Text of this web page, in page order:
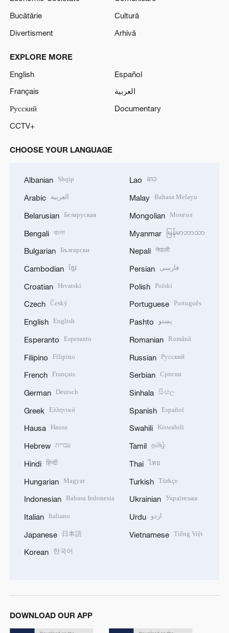
Bucătărie
Cultură
Divertisment
Arhivă
EXPLORE MORE
English
Español
Français
العربية
Русский
Documentary
CCTV+
CHOOSE YOUR LANGUAGE
Albanian Shqip
Arabic العربية
Belarusian Беларуская
Bengali বাংলা
Bulgarian Български
Cambodian ខ្មែរ
Croatian Hrvatski
Czech Český
English English
Esperanto Esperanto
Filipino Filipino
French Français
German Deutsch
Greek Ελληνικά
Hausa Hausa
Hebrew עברית
Hindi हिन्दी
Hungarian Magyar
Indonesian Bahasa Indonesia
Italian Italiano
Japanese 日本語
Korean 한국어
Lao ລາວ
Malay Bahasa Melayu
Mongolian Монгол
Myanmar မြန်မာဘာသာ
Nepali नेपाली
Persian فارسی
Polish Polski
Portuguese Português
Pashto پښتو
Romanian Română
Russian Русский
Serbian Српски
Sinhala සිංහල
Spanish Español
Swahili Kiswahili
Tamil தமிழ்
Thai ไทย
Turkish Türkçe
Ukrainian Українська
Urdu اردو
Vietnamese Tiếng Việt
DOWNLOAD OUR APP